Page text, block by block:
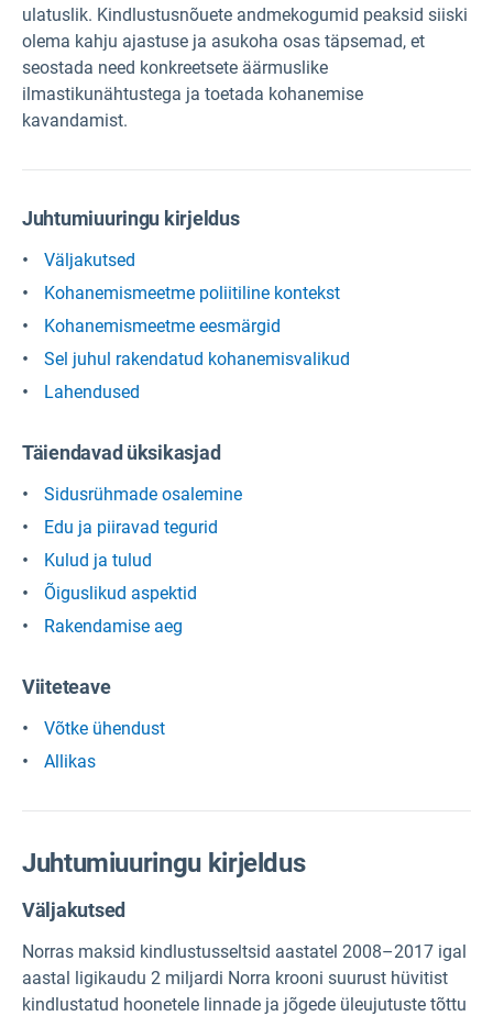
ulatuslik. Kindlustusnõuete andmekogumid peaksid siiski
olema kahju ajastuse ja asukoha osas täpsemad, et
seostada need konkreetsete äärmuslike
ilmastikunähtustega ja toetada kohanemise
kavandamist.
Juhtumiuuringu kirjeldus
Väljakutsed
Kohanemismeetme poliitiline kontekst
Kohanemismeetme eesmärgid
Sel juhul rakendatud kohanemisvalikud
Lahendused
Täiendavad üksikasjad
Sidusrühmade osalemine
Edu ja piiravad tegurid
Kulud ja tulud
Õiguslikud aspektid
Rakendamise aeg
Viiteteave
Võtke ühendust
Allikas
Juhtumiuuringu kirjeldus
Väljakutsed
Norras maksid kindlustusseltsid aastatel 2008–2017 igal
aastal ligikaudu 2 miljardi Norra krooni suurust hüvitist
kindlustatud hoonetele linnade ja jõgede üleujutuste tõttu